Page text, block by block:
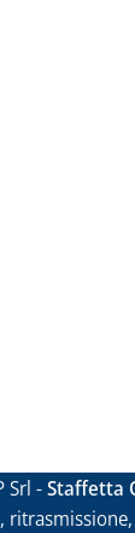
Srl -Staffetta